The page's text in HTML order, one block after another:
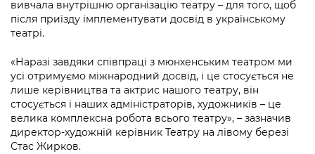
вивчала внутрішню організацію театру – для того, щоб
після приїзду імплементувати досвід в українському
театрі.
«Наразі завдяки співпраці з мюнхенським театром ми
усі отримуємо міжнародний досвід, і це стосується не
лише керівництва та актрис нашого театру, він
стосується і наших адміністраторів, художників – це
велика комплексна робота всього театру», – зазначив
директор-художній керівник Театру на лівому березі
Стас Жирков.